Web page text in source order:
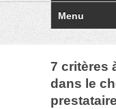
Menu
7 critères
dans le